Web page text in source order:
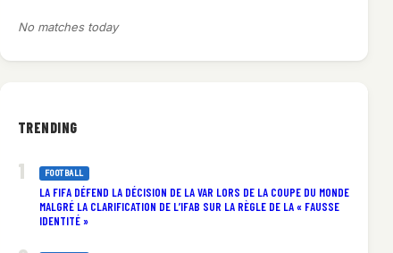
No matches today
TRENDING
FOOTBALL
LA FIFA DÉFEND LA DÉCISION DE LA VAR LORS DE LA COUPE DU MONDE
MALGRÉ LA CLARIFICATION DE L’IFAB SUR LA RÈGLE DE LA « FAUSSE
IDENTITÉ »